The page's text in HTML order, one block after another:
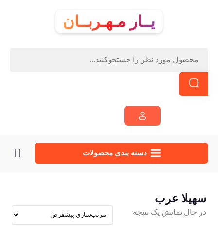
یــار مـهـربــان
دسته‌ بندی محصولات
سهیلا عرب
در حال نمایش یک نتیجه